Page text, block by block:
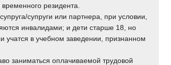
резидента.
супруги или партнера, при условии,
инвалидами; и дети старше 18, но
учатся в учебном заведении, признанном
заниматься оплачиваемой трудовой